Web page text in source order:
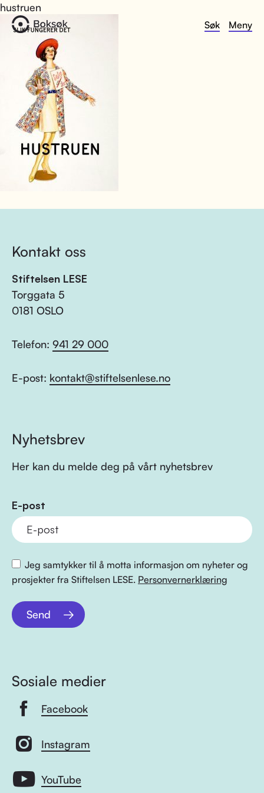
Søk Meny
hustruen
Kontakt oss
Stiftelsen LESE
Torggata 5
0181 OSLO
Telefon: 941 29 000
E-post: kontakt@stiftelsenlese.no
Nyhetsbrev
Her kan du melde deg på vårt nyhetsbrev
E-post
Jeg samtykker til å motta informasjon om nyheter og
prosjekter fra Stiftelsen LESE. Personvernerklæring
Send
Sosiale medier
Facebook
Instagram
YouTube